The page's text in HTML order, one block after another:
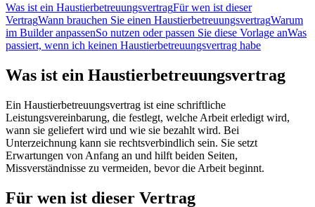
Was ist ein HaustierbetreuungsvertragFür wen ist dieser
VertragWann brauchen Sie einen HaustierbetreuungsvertragWarum
im Builder anpassenSo nutzen oder passen Sie diese Vorlage anWas
passiert, wenn ich keinen Haustierbetreuungsvertrag habe
Was ist ein Haustierbetreuungsvertrag
Ein Haustierbetreuungsvertrag ist eine schriftliche
Leistungsvereinbarung, die festlegt, welche Arbeit erledigt wird,
wann sie geliefert wird und wie sie bezahlt wird. Bei
Unterzeichnung kann sie rechtsverbindlich sein. Sie setzt
Erwartungen von Anfang an und hilft beiden Seiten,
Missverständnisse zu vermeiden, bevor die Arbeit beginnt.
Für wen ist dieser Vertrag